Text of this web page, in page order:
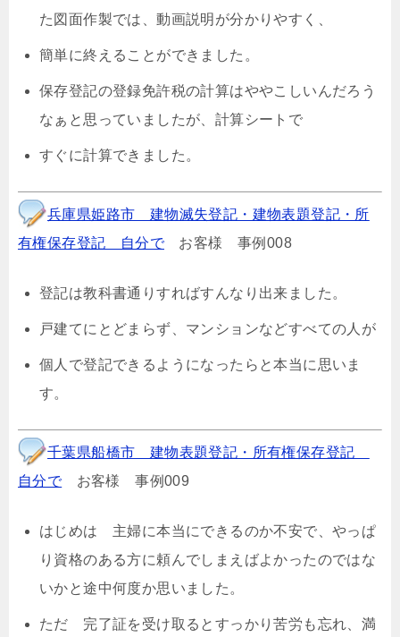
た図面作製では、動画説明が分かりやすく、
簡単に終えることができました。
保存登記の登録免許税の計算はややこしいんだろう
なぁと思っていましたが、計算シートで
すぐに計算できました。
兵庫県姫路市 建物滅失登記・建物表題登記・所
有権保存登記 自分でお客様 事例008
登記は教科書通りすればすんなり出来ました。
戸建てにとどまらず、マンションなどすべての人が
個人で登記できるようになったらと本当に思いま
す。
千葉県船橋市 建物表題登記・所有権保存登記
自分でお客様 事例009
はじめは 主婦に本当にできるのか不安で、やっぱ
り資格のある方に頼んでしまえばよかったのではな
いかと途中何度か思いました。
ただ 完了証を受け取るとすっかり苦労も忘れ、満